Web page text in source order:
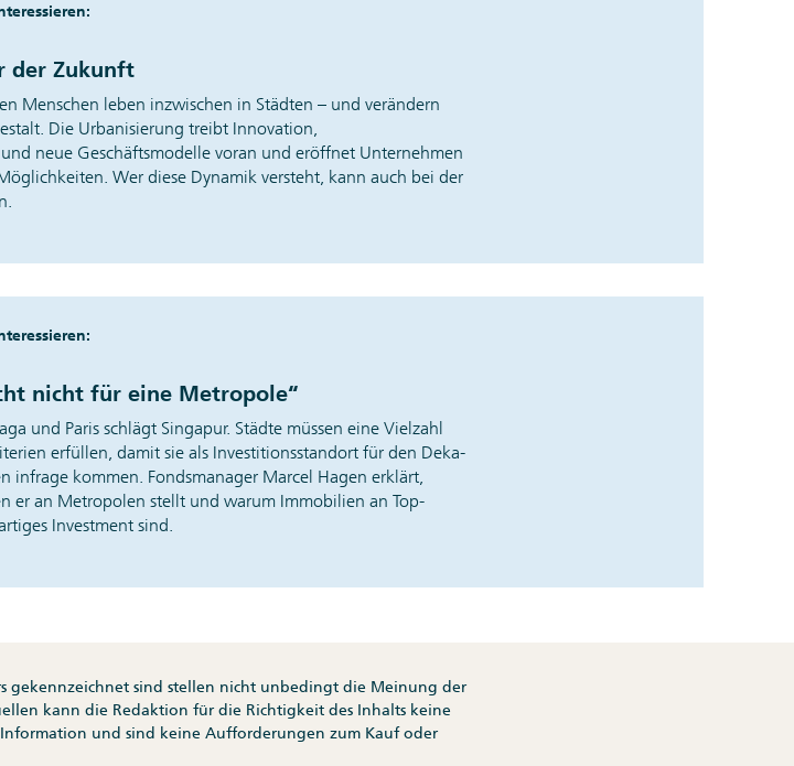
der Zukunft
Menschen leben inzwischen in Städten – und verändern
Die Urbanisierung treibt Innovation,
neue Geschäftsmodelle voran und eröffnet Unternehmen
Wer diese Dynamik versteht, kann auch bei der
nicht für eine Metropole“
und Paris schlägt Singapur. Städte müssen eine Vielzahl
erfüllen, damit sie als Investitionsstandort für den Deka-
infrage kommen. Fondsmanager Marcel Hagen erklärt,
er an Metropolen stellt und warum Immobilien an Top-
Investment sind.
gekennzeichnet sind stellen nicht unbedingt die Meinung der
kann die Redaktion für die Richtigkeit des Inhalts keine
und sind keine Aufforderungen zum Kauf oder